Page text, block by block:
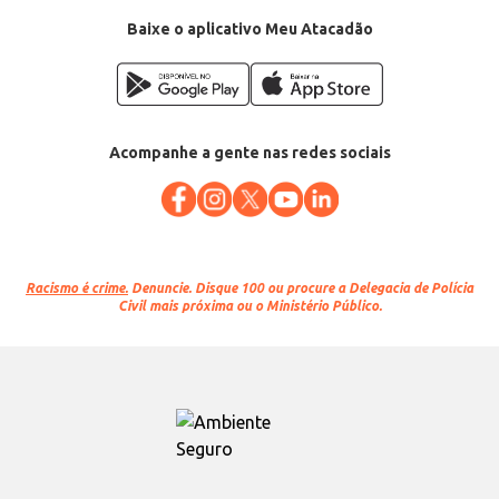
Baixe o aplicativo Meu Atacadão
Acompanhe a gente nas redes sociais
Racismo é crime. Denuncie. Disque 100 ou procure a Delegacia de Polícia
Civil mais próxima ou o Ministério Público.